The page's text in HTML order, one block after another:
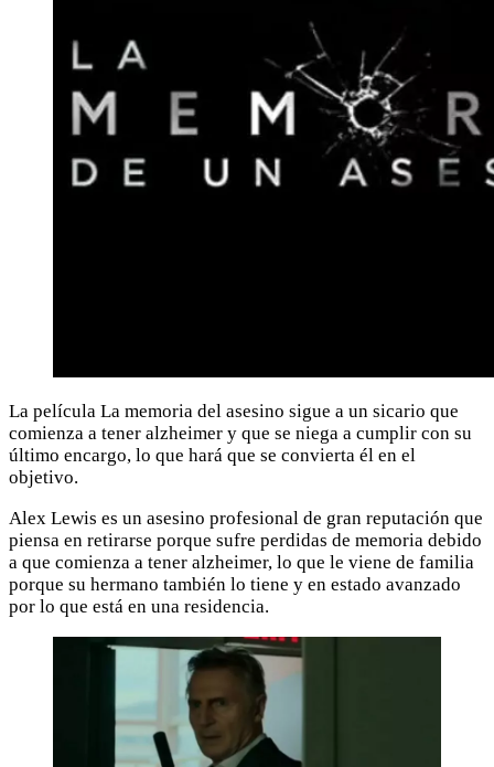
La película La memoria del asesino sigue a un sicario que
comienza a tener alzheimer y que se niega a cumplir con su
último encargo, lo que hará que se convierta él en el
objetivo.
Alex Lewis es un asesino profesional de gran reputación que
piensa en retirarse porque sufre perdidas de memoria debido
a que comienza a tener alzheimer, lo que le viene de familia
porque su hermano también lo tiene y en estado avanzado
por lo que está en una residencia.